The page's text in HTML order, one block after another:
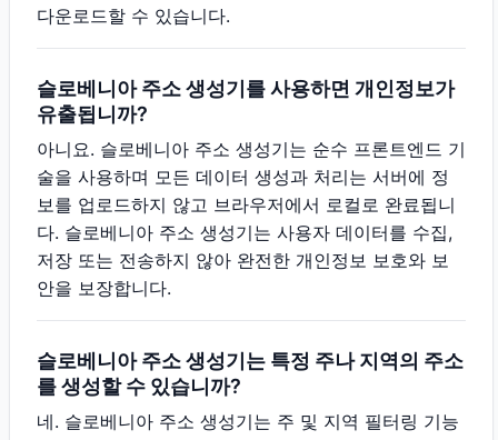
다운로드할 수 있습니다.
슬로베니아 주소 생성기를 사용하면 개인정보가
유출됩니까?
아니요. 슬로베니아 주소 생성기는 순수 프론트엔드 기
술을 사용하며 모든 데이터 생성과 처리는 서버에 정
보를 업로드하지 않고 브라우저에서 로컬로 완료됩니
다. 슬로베니아 주소 생성기는 사용자 데이터를 수집,
저장 또는 전송하지 않아 완전한 개인정보 보호와 보
안을 보장합니다.
슬로베니아 주소 생성기는 특정 주나 지역의 주소
를 생성할 수 있습니까?
네. 슬로베니아 주소 생성기는 주 및 지역 필터링 기능